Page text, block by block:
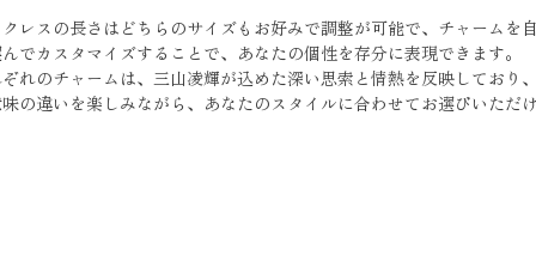
レスの長さはどちらのサイズもお好みで調整が可能で、チャームを
でカスタマイズすることで、あなたの個性を存分に表現できます。
れのチャームは、三山凌輝が込めた深い思索と情熱を反映しており
の違いを楽しみながら、あなたのスタイルに合わせてお選びいただ